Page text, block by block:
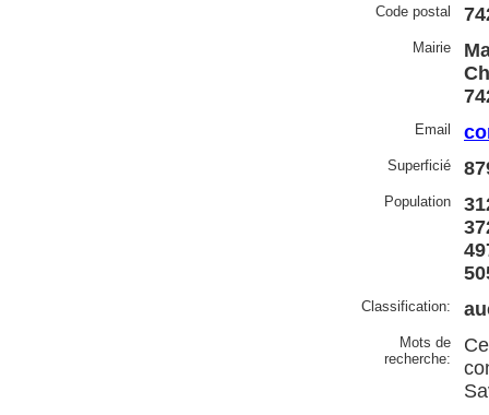
Code postal
Mairie
Email
Superficié
Population
Classification:
Mots de
recherche: